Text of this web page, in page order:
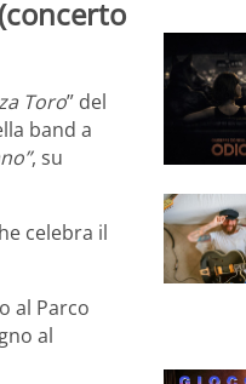
Toro” del
band a
, su
celebra il
al Parco
al